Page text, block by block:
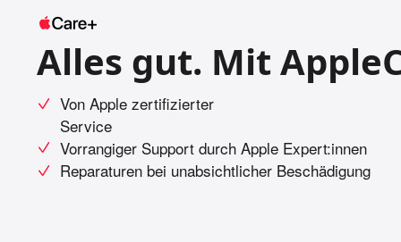
Alles gut. Mit
Von Apple zertifizierter
Service
Vorrangiger Support durch Apple Expert:innen
Reparaturen bei unabsichtlicher Beschädigung